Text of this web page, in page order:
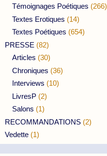
Témoignages Poétiques (266)
Textes Erotiques (14)
Textes Poétiques (654)
PRESSE (82)
Articles (30)
Chroniques (36)
Interviews (10)
LivresP (2)
Salons (1)
RECOMMANDATIONS (2)
Vedette (1)